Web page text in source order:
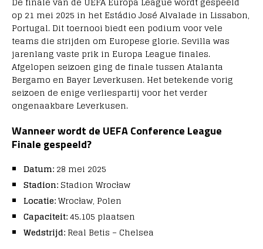
op 21 mei 2025 in het Estádio José Alvalade in Lissabon,
Portugal. Dit toernooi biedt een podium voor vele
teams die strijden om Europese glorie. Sevilla was
jarenlang vaste prik in Europa League finales.
Afgelopen seizoen ging de finale tussen Atalanta
Bergamo en Bayer Leverkusen. Het betekende vorig
seizoen de enige verliespartij voor het verder
ongenaakbare Leverkusen.
Wanneer wordt de UEFA Conference League
Finale gespeeld?
Datum: 28 mei 2025
Stadion: Stadion Wrocław
Locatie:Wrocław, Polen
Capaciteit:45.105 plaatsen
Wedstrijd: Real Betis – Chelsea